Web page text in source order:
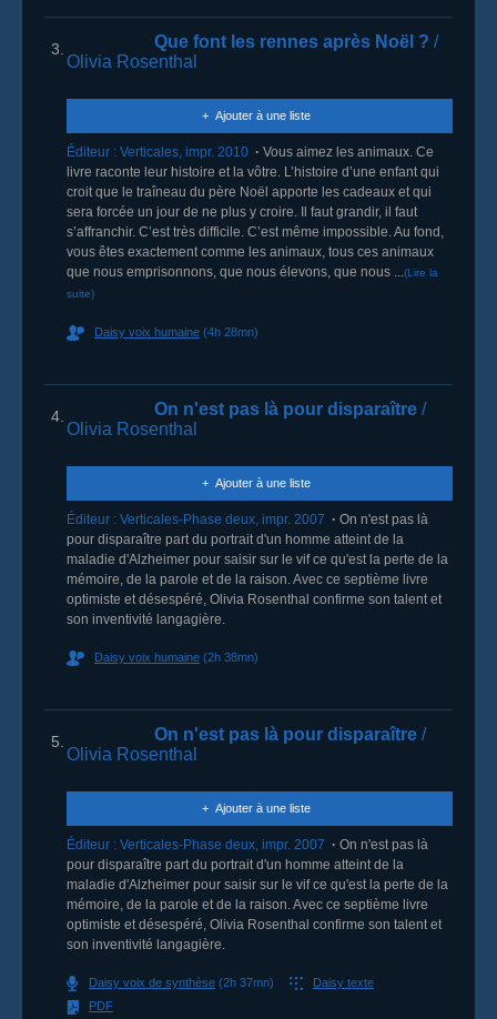
3. Que font les rennes après Noël ? /
Olivia Rosenthal
Ajouter à une liste
Éditeur : Verticales, impr. 2010
Vous aimez les animaux. Ce
livre raconte leur histoire et la vôtre. L’histoire d’une enfant qui
croit que le traîneau du père Noël apporte les cadeaux et qui
sera forcée un jour de ne plus y croire. Il faut grandir, il faut
s’affranchir. C’est très difficile. C’est même impossible. Au fond,
vous êtes exactement comme les animaux, tous ces animaux
que nous emprisonnons, que nous élevons, que nous ...(Lire la
suite)
Daisy voix humaine (4h 28mn)
4. On n'est pas là pour disparaître /
Olivia Rosenthal
Ajouter à une liste
Éditeur : Verticales-Phase deux, impr. 2007
On n'est pas là
pour disparaître part du portrait d'un homme atteint de la
maladie d'Alzheimer pour saisir sur le vif ce qu'est la perte de la
mémoire, de la parole et de la raison. Avec ce septième livre
optimiste et désespéré, Olivia Rosenthal confirme son talent et
son inventivité langagière.
Daisy voix humaine (2h 38mn)
5. On n'est pas là pour disparaître /
Olivia Rosenthal
Ajouter à une liste
Éditeur : Verticales-Phase deux, impr. 2007
On n'est pas là
pour disparaître part du portrait d'un homme atteint de la
maladie d'Alzheimer pour saisir sur le vif ce qu'est la perte de la
mémoire, de la parole et de la raison. Avec ce septième livre
optimiste et désespéré, Olivia Rosenthal confirme son talent et
son inventivité langagière.
Daisy voix de synthèse (2h 37mn)
Daisy texte
PDF